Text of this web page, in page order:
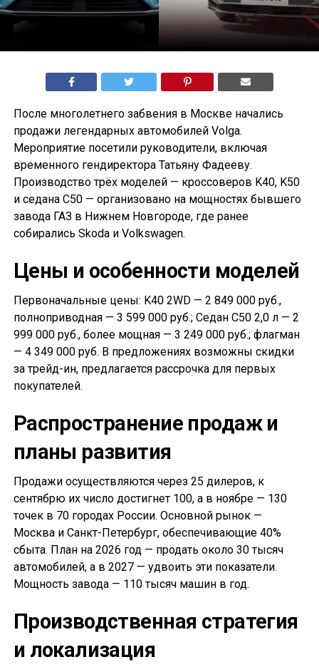
После многолетнего забвения в Москве начались
продажи легендарных автомобилей Volga.
Мероприятие посетили руководители, включая
временного гендиректора Татьяну Фадееву.
Производство трёх моделей — кроссоверов K40, K50
и седана С50 — организовано на мощностях бывшего
завода ГАЗ в Нижнем Новгороде, где ранее
собирались Skoda и Volkswagen.
Цены и особенности моделей
Первоначальные цены: K40 2WD — 2 849 000 руб.,
полноприводная — 3 599 000 руб.; Седан С50 2,0 л — 2
999 000 руб., более мощная — 3 249 000 руб.; флагман
— 4 349 000 руб. В предложениях возможны скидки
за трейд-ин, предлагается рассрочка для первых
покупателей.
Распространение продаж и
планы развития
Продажи осуществляются через 25 дилеров, к
сентябрю их число достигнет 100, а в ноябре — 130
точек в 70 городах России. Основной рынок —
Москва и Санкт-Петербург, обеспечивающие 40%
сбыта. План на 2026 год — продать около 30 тысяч
автомобилей, а в 2027 — удвоить эти показатели.
Мощность завода — 110 тысяч машин в год.
Производственная стратегия
и локализация